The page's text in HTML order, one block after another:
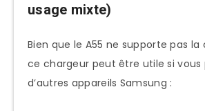
usage mixte)
Bien que le A55 ne supporte pas la
ce chargeur peut être utile si vous
d’autres appareils Samsung :